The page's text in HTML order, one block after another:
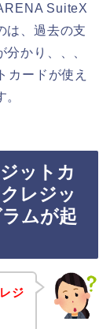
SuiteX
は、過去の支
かり、、、
カードが使え
ットカ
レジッ
ムが起
ジ